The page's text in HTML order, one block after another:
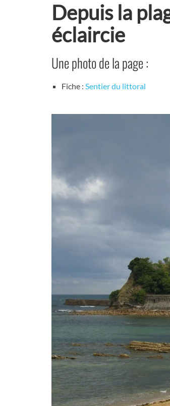
Depuis la
éclaircie
Une photo de la page :
Fiche : Sentier du littoral